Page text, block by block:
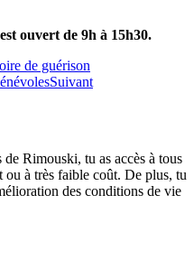
ouvert de 9h à 15h30.
de guérison
Suivant
Rimouski, tu as accès à tous
ou à très faible coût. De plus, tu
des conditions de vie